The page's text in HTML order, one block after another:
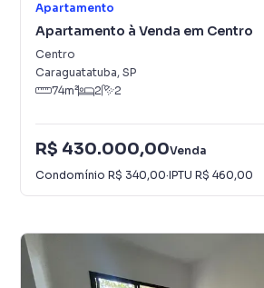
Apartamento
Apartamento à Venda em Centro
Centro
Caraguatatuba, SP
74m² 2 2
R$ 430.000,00Venda
Condomínio R$ 340,00·IPTU R$ 460,00